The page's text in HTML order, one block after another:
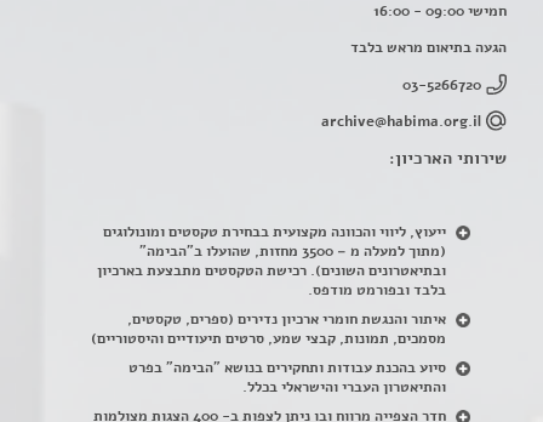
חמישי 09:00 - 16:00
הגעה בתיאום מראש בלבד
03-5266720
archive@habima.org.il
שירותי הארכיון:
ייעוץ, ליווי והכוונה מקצועית בבחירת טקסטים ומונולוגים
(מתוך למעלה מ – 3500 מחזות, שהועלו ב"הבימה"
ובתיאטרונים השונים). רכישת הטקסטים מתבצעת בארכיון
בלבד ובפורמט מודפס.
איתור והנגשת חומרי ארכיון נדירים (ספרים, טקסטים,
מסמכים, תמונות, קבצי שמע, סרטים תיעודיים והיסטוריים)
סיוע בהכנת עבודות ותחקירים בנושא "הבימה" בפרט
והתיאטרון העברי והישראלי בכלל.
חדר הצפייה מרווח ובו ניתן לצפות ב- 400 הצגות מצולמות